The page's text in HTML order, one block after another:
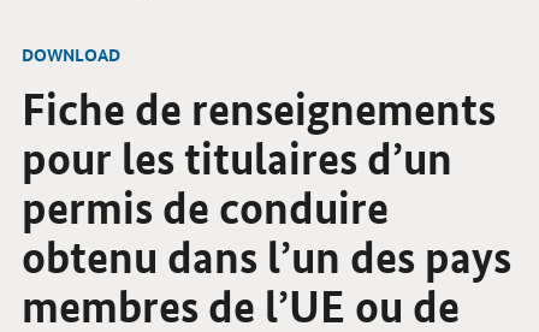
DOWNLOAD
Fiche de renseignements
pour les titulaires d’un
permis de conduire
obtenu dans l’un des pays
membres de l’UE ou de